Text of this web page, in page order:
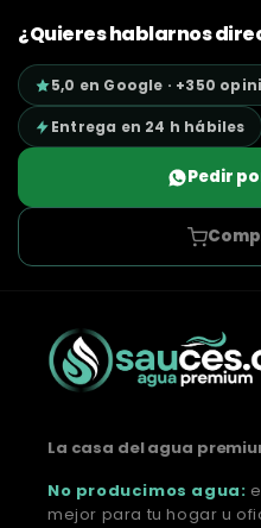
¿Quieres hablarnos
5,0 en Google · +350
Entrega en 24 h hábiles
Pedir
La casa del agua
No producimos agua:
mejor para tu hogar u